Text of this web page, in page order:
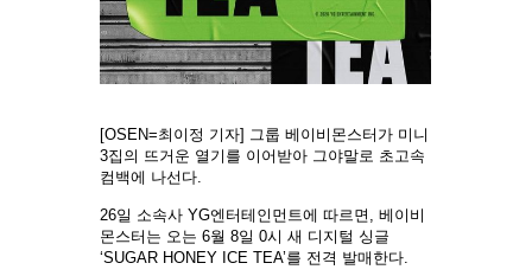
[OSEN=최이정 기자] 그룹 베이비몬스터가 미니
3집의 뜨거운 열기를 이어받아 그야말로 초고속
컴백에 나선다.
26일 소속사 YG엔터테인먼트에 따르면, 베이비
몬스터는 오는 6월 8일 0시 새 디지털 싱글
‘SUGAR HONEY ICE TEA’를 전격 발매한다.